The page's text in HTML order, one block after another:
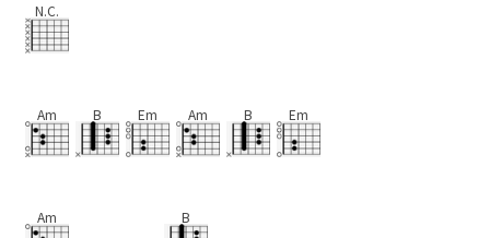
N.C.
Am B Em Am B Em
Am B